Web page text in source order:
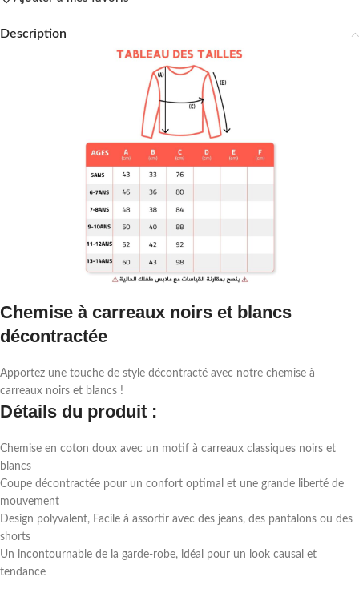
Description
Chemise à carreaux noirs et blancs
décontractée
Apportez une touche de style décontracté avec notre chemise à
carreaux noirs et blancs !
Détails du produit :
Chemise en coton doux avec un motif à carreaux classiques noirs et
blancs
Coupe décontractée pour un confort optimal et une grande liberté de
mouvement
Design polyvalent, Facile à assortir avec des jeans, des pantalons ou des
shorts
Un incontournable de la garde-robe, idéal pour un look causal et
tendance